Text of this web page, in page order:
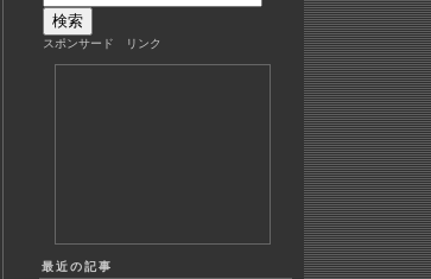
スポンサード リンク
最近の記事